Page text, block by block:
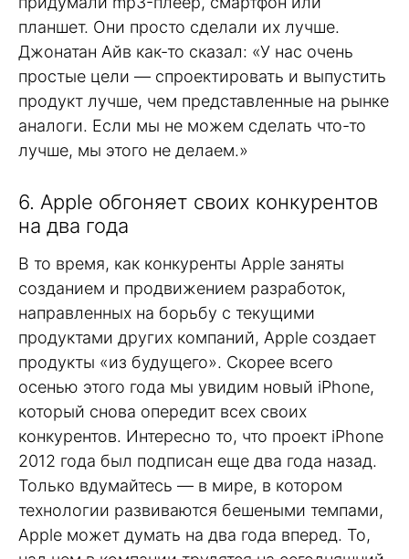
планшет. Они просто сделали их лучше.
Джонатан Айв как-то сказал: «У нас очень
простые цели — спроектировать и выпустить
продукт лучше, чем представленные на рынке
аналоги. Если мы не можем сделать что-то
лучше, мы этого не делаем.»
6. Apple обгоняет своих конкурентов
на два года
В то время, как конкуренты Apple заняты
созданием и продвижением разработок,
направленных на борьбу с текущими
продуктами других компаний, Apple создает
продукты «из будущего». Скорее всего
осенью этого года мы увидим новый iPhone,
который снова опередит всех своих
конкурентов. Интересно то, что проект iPhone
2012 года был подписан еще два года назад.
Только вдумайтесь — в мире, в котором
технологии развиваются бешеными темпами,
Apple может думать на два года вперед. То,